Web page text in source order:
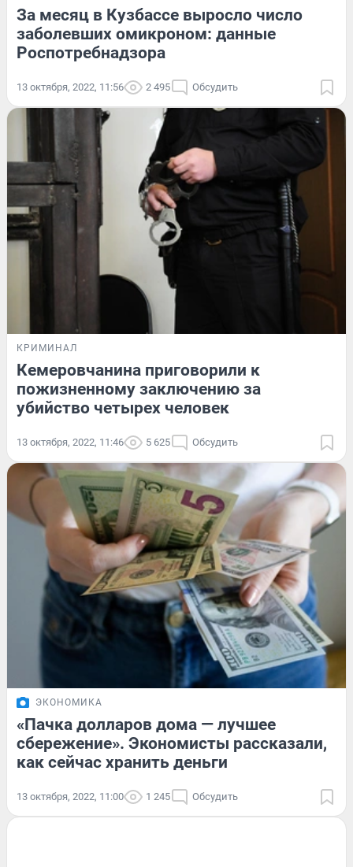
За месяц в Кузбассе выросло число
заболевших омикроном: данные
Роспотребнадзора
13 октября, 2022, 11:56 2 495 Обсудить
КРИМИНАЛ
Кемеровчанина приговорили к
пожизненному заключению за
убийство четырех человек
13 октября, 2022, 11:46 5 625 Обсудить
ЭКОНОМИКА
«Пачка долларов дома — лучшее
сбережение». Экономисты рассказали,
как сейчас хранить деньги
13 октября, 2022, 11:00 1 245 Обсудить